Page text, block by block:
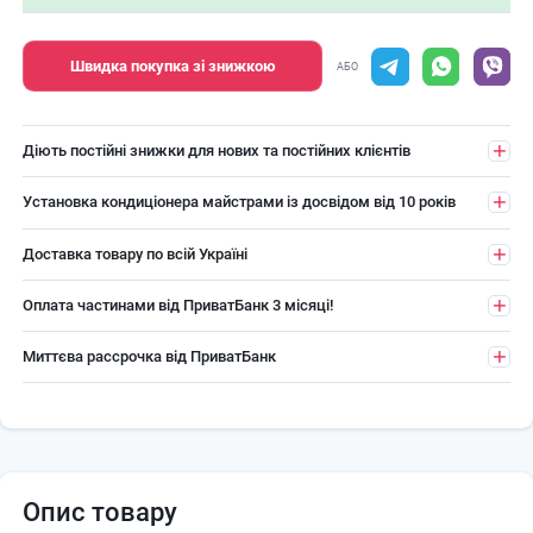
Швидка покупка зі знижкою АБО
Діють постійні знижки для нових та постійних клієнтів
Установка кондиціонера майстрами із досвідом від 10 років
Доставка товару по всій Україні
Оплата частинами від ПриватБанк 3 місяці!
Миттєва рассрочка від ПриватБанк
Опис товару